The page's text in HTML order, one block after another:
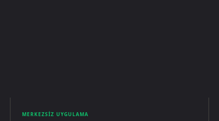
MERKEZSIZ UYGULAMA